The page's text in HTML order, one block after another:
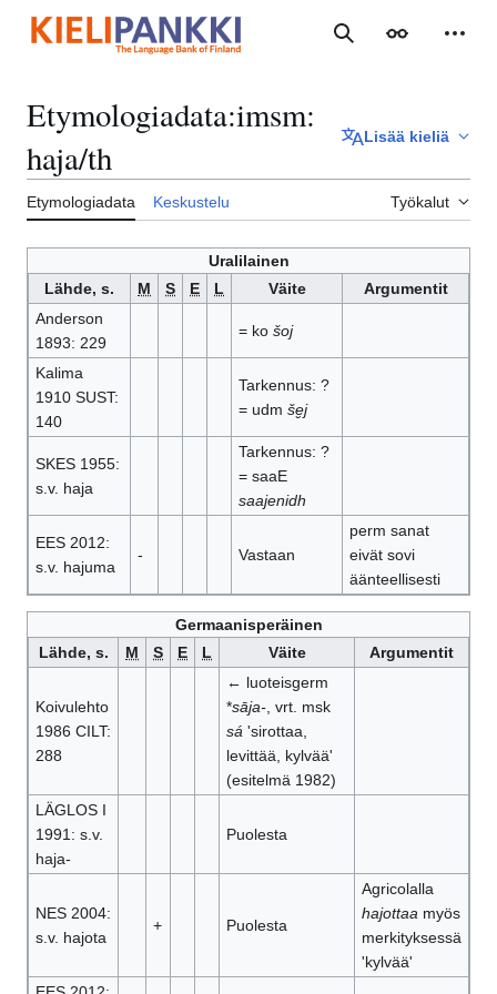
sisältöön
Haku Ulkoasu
Etymologiadata:imsm:
haja/th
Lisää kieliä
Etymologiadata Keskustelu Työkalut
Uralilainen
Lähde, s.
M S E L Väite
Argumentit
Anderson
1893: 229
= ko šoj
Kalima
1910 SUST:
140
Tarkennus: ?
= udm še̮j
SKES 1955:
s.v. haja
Tarkennus: ?
= saaE
saajenidh
EES 2012:
s.v. hajuma
- Vastaan
perm sanat
eivät sovi
äänteellisesti
Germaanisperäinen
Lähde, s.
M S E L Väite Argumentit
Koivulehto
1986 CILT:
288
← luoteisgerm
*sāja-, vrt. msk
sá 'sirottaa,
levittää, kylvää'
(esitelmä 1982)
LÄGLOS I
1991: s.v.
haja-
Puolesta
NES 2004:
s.v. hajota
+ Puolesta
Agricolalla
hajottaa myös
merkityksessä
'kylvää'